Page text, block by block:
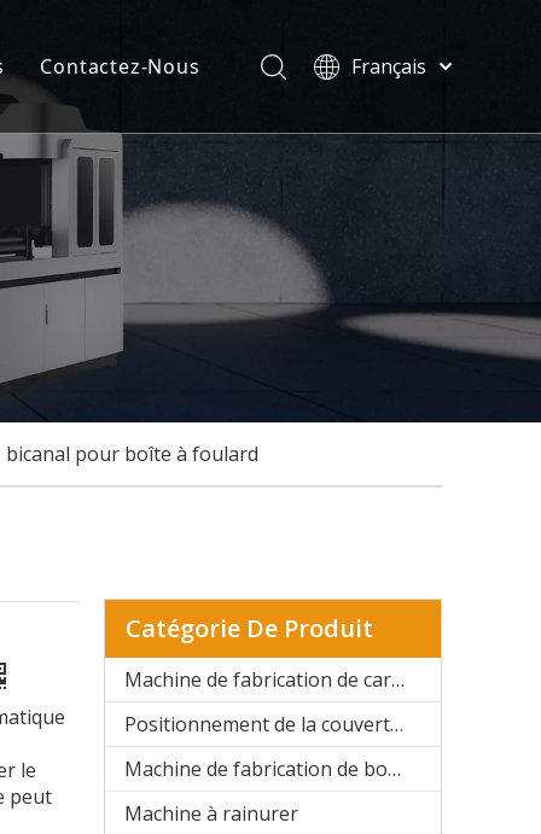
Contactez-Nous
Français
ไทย
Pусский
pour boîte à foulard
le
peut
Catégorie De Produit
Machine de fabrication de cartons rigides automatique
Positionnement de la couverture rigide et de la boîte rigide
Machine de fabrication de boîtes rigides semi-automatique
Machine à rainurer